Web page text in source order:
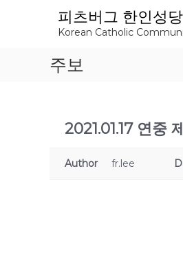
피츠버그 한인성당
Korean Catholic
주보
2021.01.17 연중
Author fr.lee